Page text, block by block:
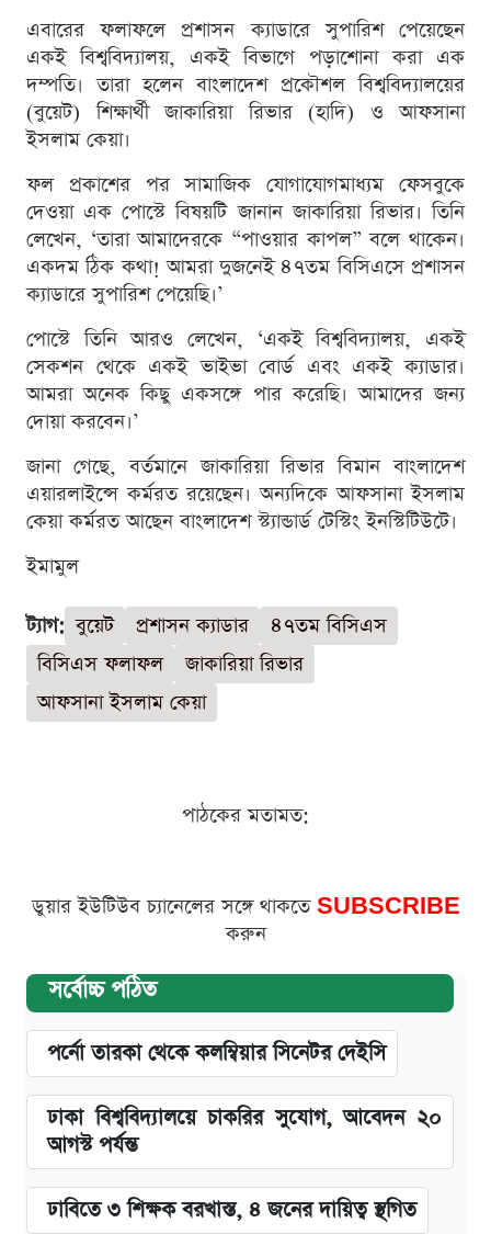
এবারের ফলাফলে প্রশাসন ক্যাডারে সুপারিশ পেয়েছেন
একই বিশ্ববিদ্যালয়, একই বিভাগে পড়াশোনা করা এক
দম্পতি। তারা হলেন বাংলাদেশ প্রকৌশল বিশ্ববিদ্যালয়ের
(বুয়েট) শিক্ষার্থী জাকারিয়া রিভার (হাদি) ও আফসানা
ইসলাম কেয়া।
ফল প্রকাশের পর সামাজিক যোগাযোগমাধ্যম ফেসবুকে
দেওয়া এক পোস্টে বিষয়টি জানান জাকারিয়া রিভার। তিনি
লেখেন, ‘তারা আমাদেরকে “পাওয়ার কাপল” বলে থাকেন।
একদম ঠিক কথা! আমরা দুজনেই ৪৭তম বিসিএসে প্রশাসন
ক্যাডারে সুপারিশ পেয়েছি।’
পোস্টে তিনি আরও লেখেন, ‘একই বিশ্ববিদ্যালয়, একই
সেকশন থেকে একই ভাইভা বোর্ড এবং একই ক্যাডার।
আমরা অনেক কিছু একসঙ্গে পার করেছি। আমাদের জন্য
দোয়া করবেন।’
জানা গেছে, বর্তমানে জাকারিয়া রিভার বিমান বাংলাদেশ
এয়ারলাইন্সে কর্মরত রয়েছেন। অন্যদিকে আফসানা ইসলাম
কেয়া কর্মরত আছেন বাংলাদেশ স্ট্যান্ডার্ড টেস্টিং ইনস্টিটিউটে।
ইমামুল
ট্যাগ: বুয়েট প্রশাসন ক্যাডার
৪৭তম বিসিএস
বিসিএস ফলাফল
জাকারিয়া রিভার
আফসানা ইসলাম কেয়া
পাঠকের মতামত:
ডুয়ার ইউটিউব চ্যানেলের সঙ্গে থাকতে SUBSCRIBE
করুন
সর্বোচ্চ পঠিত
পর্নো তারকা থেকে কলম্বিয়ার সিনেটর দেইসি
ঢাকা বিশ্ববিদ্যালয়ে চাকরির সুযোগ, আবেদন ২০
আগস্ট পর্যন্ত
ঢাবিতে ৩ শিক্ষক বরখাস্ত, ৪ জনের দায়িত্ব স্থগিত